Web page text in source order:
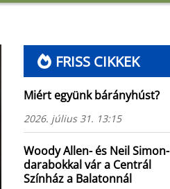
FRISS CIKKEK
Miért együnk bárányhúst?
2026. július 31. 13:15
Woody Allen- és Neil Simon-
darabokkal vár a Centrál
Színház a Balatonnál